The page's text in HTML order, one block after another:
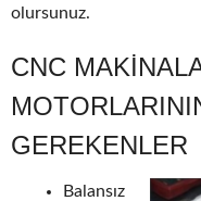
olursunuz.
CNC
GEREKENLER
Balansız